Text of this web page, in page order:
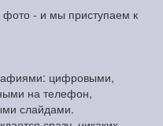
- и мы приступаем к
цифровыми,
на телефон,
слайдами.